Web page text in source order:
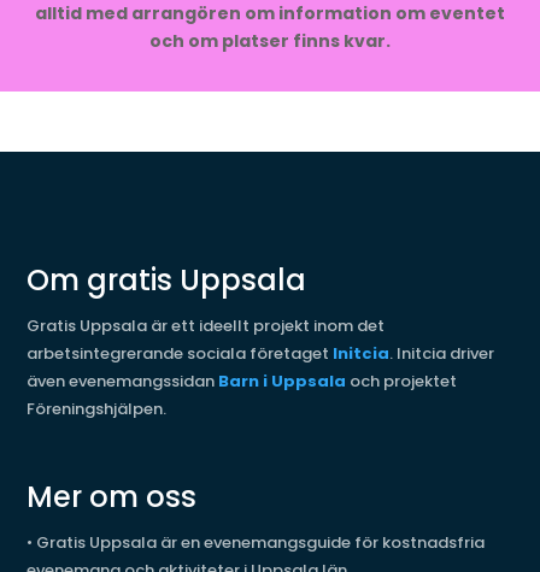
alltid med arrangören om information om eventet
och om platser finns kvar.
Om gratis Uppsala
Gratis Uppsala är ett ideellt projekt inom det
arbetsintegrerande sociala företaget Initcia. Initcia driver
även evenemangssidan Barn i Uppsala och projektet
Föreningshjälpen.
Mer om oss
• Gratis Uppsala är en evenemangsguide för kostnadsfria